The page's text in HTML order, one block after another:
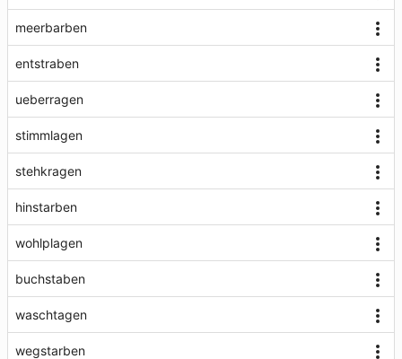
meerbarben
entstraben
ueberragen
stimmlagen
stehkragen
hinstarben
wohlplagen
buchstaben
waschtagen
wegstarben